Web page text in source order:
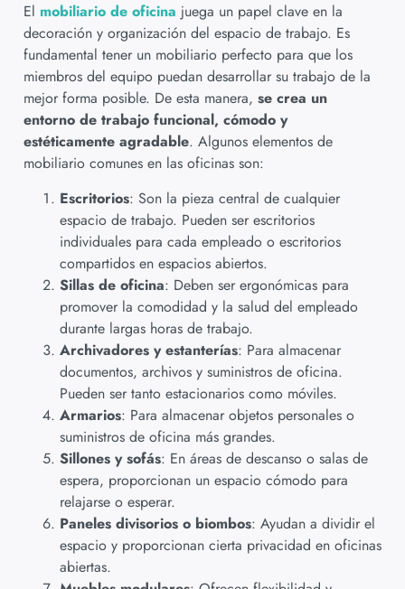
El mobiliario de oficina juega un papel clave en la
decoración y organización del espacio de trabajo. Es
fundamental tener un mobiliario perfecto para que los
miembros del equipo puedan desarrollar su trabajo de la
mejor forma posible. De esta manera, se crea un
entorno de trabajo funcional, cómodo y
estéticamente agradable. Algunos elementos de
mobiliario comunes en las oficinas son:
Escritorios: Son la pieza central de cualquier
espacio de trabajo. Pueden ser escritorios
individuales para cada empleado o escritorios
compartidos en espacios abiertos.
Sillas de oficina: Deben ser ergonómicas para
promover la comodidad y la salud del empleado
durante largas horas de trabajo.
Archivadores y estanterías: Para almacenar
documentos, archivos y suministros de oficina.
Pueden ser tanto estacionarios como móviles.
Armarios: Para almacenar objetos personales o
suministros de oficina más grandes.
Sillones y sofás: En áreas de descanso o salas de
espera, proporcionan un espacio cómodo para
relajarse o esperar.
Paneles divisorios o biombos: Ayudan a dividir el
espacio y proporcionan cierta privacidad en oficinas
abiertas.